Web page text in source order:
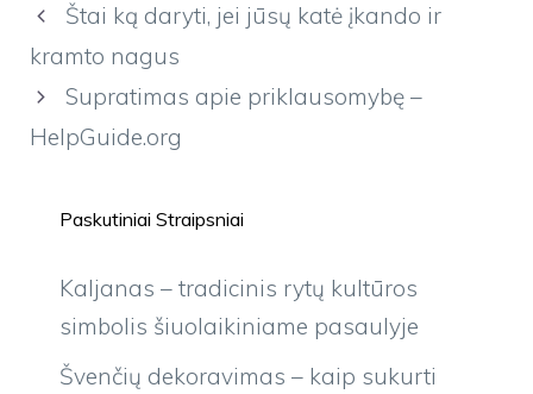
Štai ką daryti, jei jūsų katė įkando ir
kramto nagus
Supratimas apie priklausomybę –
HelpGuide.org
Paskutiniai Straipsniai
Kaljanas – tradicinis rytų kultūros
simbolis šiuolaikiniame pasaulyje
Švenčių dekoravimas – kaip sukurti